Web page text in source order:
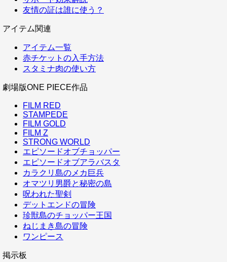
友情の証は誰に使う？
アイテム関連
アイテム一覧
赤チケットの入手方法
スタミナ肉の使い方
劇場版ONE PIECE作品
FILM RED
STAMPEDE
FILM GOLD
FILM Z
STRONG WORLD
エピソードオブチョッパー
エピソードオブアラバスタ
カラクリ島のメカ巨兵
オマツリ男爵と秘密の島
呪われた聖剣
デットエンドの冒険
珍獣島のチョッパー王国
ねじまき島の冒険
ワンピース
掲示板